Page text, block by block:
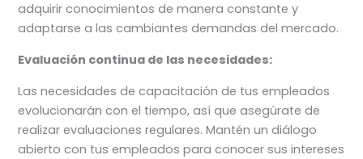
adquirir conocimientos de manera constante y
adaptarse a las cambiantes demandas del mercado.
Evaluación continua de las necesidades:
Las necesidades de capacitación de tus empleados
evolucionarán con el tiempo, así que asegúrate de
realizar evaluaciones regulares. Mantén un diálogo
abierto con tus empleados para conocer sus intereses